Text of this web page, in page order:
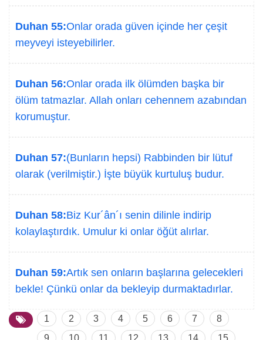
Duhan 55:Onlar orada güven içinde her çeşit
meyveyi isteyebilirler.
Duhan 56:Onlar orada ilk ölümden başka bir
ölüm tatmazlar. Allah onları cehennem azabından
korumuştur.
Duhan 57:(Bunların hepsi) Rabbinden bir lütuf
olarak (verilmiştir.) İşte büyük kurtuluş budur.
Duhan 58:Biz Kur´ân´ı senin dilinle indirip
kolaylaştırdık. Umulur ki onlar öğüt alırlar.
Duhan 59:Artık sen onların başlarına gelecekleri
bekle! Çünkü onlar da bekleyip durmaktadırlar.
1 2 3 4 5 6 7
8
9
10 11 12 13 14 15